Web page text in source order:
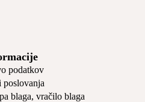
podatkov
poslovanja
blaga, vračilo blaga